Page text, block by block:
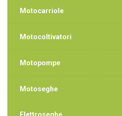
Motocarriole
Motocoltivatori
Motopompe
Motoseghe
Elettroseghe